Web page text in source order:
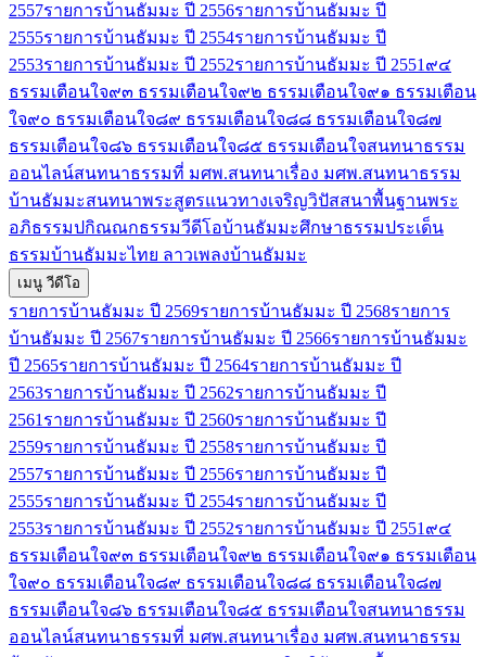
2557รายการบ้านธัมมะ ปี 2556รายการบ้านธัมมะ ปี
2555รายการบ้านธัมมะ ปี 2554รายการบ้านธัมมะ ปี
2553รายการบ้านธัมมะ ปี 2552รายการบ้านธัมมะ ปี 2551 ๙๔
ธรรมเตือนใจ๙๓ ธรรมเตือนใจ๙๒ ธรรมเตือนใจ๙๑ ธรรมเตือน
ใจ๙๐ ธรรมเตือนใจ๘๙ ธรรมเตือนใจ๘๘ ธรรมเตือนใจ๘๗
ธรรมเตือนใจ๘๖ ธรรมเตือนใจ๘๕ ธรรมเตือนใจสนทนาธรรม
ออนไลน์สนทนาธรรมที่ มศพ.สนทนาเรื่อง มศพ.สนทนาธรรม
บ้านธัมมะสนทนาพระสูตรแนวทางเจริญวิปัสสนาพื้นฐานพระ
อภิธรรมปกิณณกธรรมวีดีโอบ้านธัมมะศึกษา​ธรรมประเด็น
ธรรมบ้านธัมมะไทย ลาวเพลงบ้านธัมมะ
เมนู วีดีโอ
รายการบ้านธัมมะ ปี 2569รายการบ้านธัมมะ ปี 2568รายการ
บ้านธัมมะ ปี 2567รายการบ้านธัมมะ ปี 2566รายการบ้านธัมมะ
ปี 2565รายการบ้านธัมมะ ปี 2564รายการบ้านธัมมะ ปี
2563รายการบ้านธัมมะ ปี 2562รายการบ้านธัมมะ ปี
2561 รายการบ้านธัมมะ ปี 2560รายการบ้านธัมมะ ปี
2559รายการบ้านธัมมะ ปี 2558รายการบ้านธัมมะ ปี
2557รายการบ้านธัมมะ ปี 2556รายการบ้านธัมมะ ปี
2555รายการบ้านธัมมะ ปี 2554รายการบ้านธัมมะ ปี
2553รายการบ้านธัมมะ ปี 2552รายการบ้านธัมมะ ปี 2551 ๙๔
ธรรมเตือนใจ๙๓ ธรรมเตือนใจ๙๒ ธรรมเตือนใจ๙๑ ธรรมเตือน
ใจ๙๐ ธรรมเตือนใจ๘๙ ธรรมเตือนใจ๘๘ ธรรมเตือนใจ๘๗
ธรรมเตือนใจ๘๖ ธรรมเตือนใจ๘๕ ธรรมเตือนใจสนทนาธรรม
ออนไลน์สนทนาธรรมที่ มศพ.สนทนาเรื่อง มศพ.สนทนาธรรม